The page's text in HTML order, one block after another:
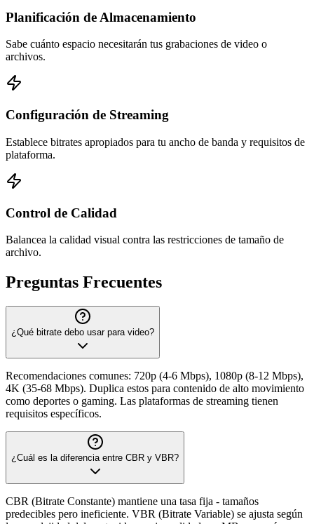
Planificación de Almacenamiento
Sabe cuánto espacio necesitarán tus grabaciones de video o
archivos.
Configuración de Streaming
Establece bitrates apropiados para tu ancho de banda y requisitos de
plataforma.
Control de Calidad
Balancea la calidad visual contra las restricciones de tamaño de
archivo.
Preguntas Frecuentes
¿Qué bitrate debo usar para video?
Recomendaciones comunes: 720p (4-6 Mbps), 1080p (8-12 Mbps),
4K (35-68 Mbps). Duplica estos para contenido de alto movimiento
como deportes o gaming. Las plataformas de streaming tienen
requisitos específicos.
¿Cuál es la diferencia entre CBR y VBR?
CBR (Bitrate Constante) mantiene una tasa fija - tamaños
predecibles pero ineficiente. VBR (Bitrate Variable) se ajusta según